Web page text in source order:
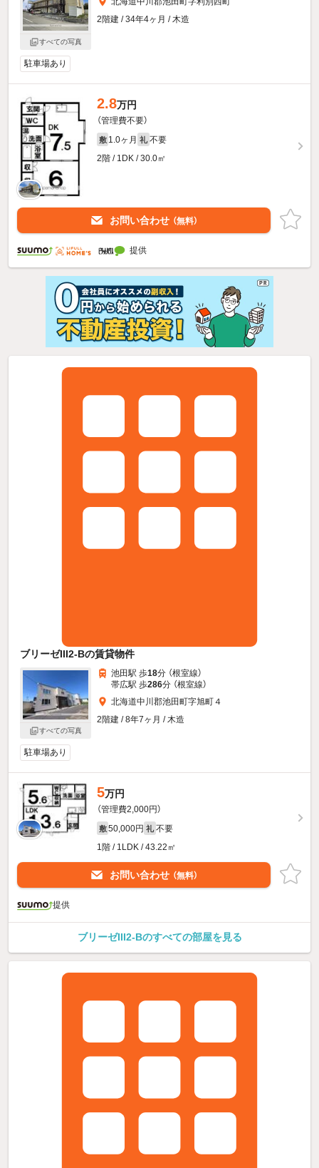
すべての写真
2階建 / 34年4ヶ月 / 木造
駐車場あり
2.8万円
（管理費不要）
敷 1.0ヶ月 礼 不要
2階 / 1DK / 30.0㎡
お問い合わせ （無料）
提供
ブリーゼIII2-Bの賃貸物件
すべての写真
池田駅 歩18分 （根室線）
帯広駅 歩286分 （根室線）
北海道中川郡池田町字旭町４
2階建 / 8年7ヶ月 / 木造
駐車場あり
5万円
（管理費2,000円）
敷 50,000円 礼 不要
1階 / 1LDK / 43.22㎡
お問い合わせ （無料）
提供
ブリーゼIII2-Bのすべての部屋を見る